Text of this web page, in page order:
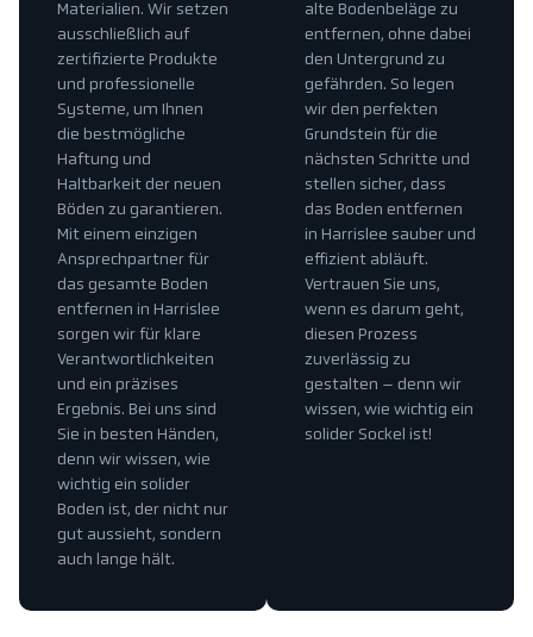
alte Bodenbeläge zu
entfernen, ohne dabei
den Untergrund zu
gefährden. So legen
wir den perfekten
Grundstein für die
nächsten Schritte und
stellen sicher, dass
das Boden entfernen
in Harrislee sauber und
effizient abläuft.
Vertrauen Sie uns,
wenn es darum geht,
diesen Prozess
zuverlässig zu
gestalten – denn wir
wissen, wie wichtig ein
solider Sockel ist!
Materialien. Wir setzen
ausschließlich auf
zertifizierte Produkte
und professionelle
Systeme, um Ihnen
die bestmögliche
Haftung und
Haltbarkeit der neuen
Böden zu garantieren.
Mit einem einzigen
Ansprechpartner für
das gesamte Boden
entfernen in Harrislee
sorgen wir für klare
Verantwortlichkeiten
und ein präzises
Ergebnis. Bei uns sind
Sie in besten Händen,
denn wir wissen, wie
wichtig ein solider
Boden ist, der nicht nur
gut aussieht, sondern
auch lange hält.